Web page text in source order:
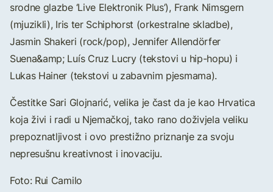
srodne glazbe ‘Live Elektronik Plus’), Frank Nimsgern
(mjuzikli), Iris ter Schiphorst (orkestralne skladbe),
Jasmin Shakeri (rock/pop), Jennifer Allendörfer
Suena&amp; Luís Cruz Lucry (tekstovi u hip-hopu) i
Lukas Hainer (tekstovi u zabavnim pjesmama).
Čestitke Sari Glojnarić, velika je čast da je kao Hrvatica
koja živi i radi u Njemačkoj, tako rano doživjela veliku
prepoznatljivost i ovo prestižno priznanje za svoju
nepresušnu kreativnost i inovaciju.
Foto: Rui Camilo